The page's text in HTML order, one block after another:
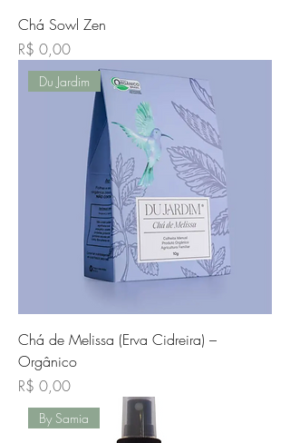
Chá Sowl Zen
Preço
R$ 0,00
Du Jardim
Chá de Melissa (Erva Cidreira) –
Orgânico
Preço
R$ 0,00
By Samia